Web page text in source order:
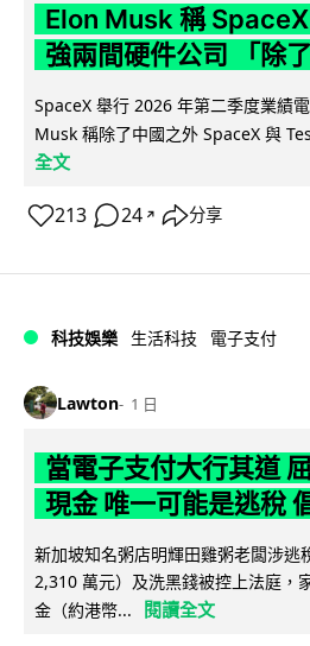
Elon Musk 稱
強兩間硬件公司 「除
SpaceX 舉行 2026 年第二季度業績
Musk 稱除了中國之外 SpaceX 與
全文
213 24 ↗ 分享
科技娛樂 生活科技 電子支付
Lawton 1 日
當電子支付大行其道
現金 唯一可能是逃稅
新加坡知名粥店明輝田雞粥老闆涉逃
2,310 萬元）及洗黑錢被控上法庭，
金（約港幣...
閱讀全文